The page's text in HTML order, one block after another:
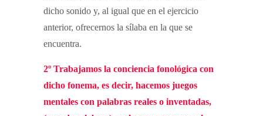
dicho sonido y, al igual que en el ejercicio
anterior, ofrecernos la sílaba en la que se
encuentra.
2º Trabajamos la conciencia fonológica con
dicho fonema, es decir, hacemos juegos
mentales con palabras reales o inventadas,